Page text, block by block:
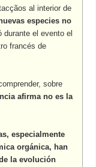
al interior de
especies no
durante el evento el
francés de
sobre
afirma no es la
especialmente
orgánica, han
la evolución